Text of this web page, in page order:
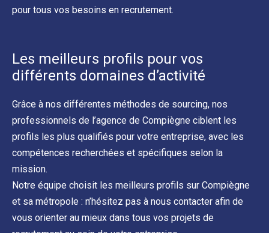
pour tous vos besoins en recrutement.
Les meilleurs profils pour vos
différents domaines d’activité
Grâce à nos différentes méthodes de sourcing, nos
professionnels de l’agence de Compiègne ciblent les
profils les plus qualifiés pour votre entreprise, avec les
compétences recherchées et spécifiques selon la
mission.
Notre équipe choisit les meilleurs profils sur Compiègne
et sa métropole : n’hésitez pas à nous contacter afin de
vous orienter au mieux dans tous vos projets de